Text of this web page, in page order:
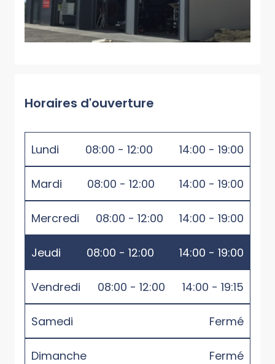
Horaires d'ouverture
Lundi 08:00 - 12:00 14:00 - 19:00
Mardi 08:00 - 12:00 14:00 - 19:00
Mercredi 08:00 - 12:00 14:00 - 19:00
Jeudi 08:00 - 12:00 14:00 - 19:00
Vendredi 08:00 - 12:00 14:00 - 19:15
Samedi Fermé
Dimanche Fermé